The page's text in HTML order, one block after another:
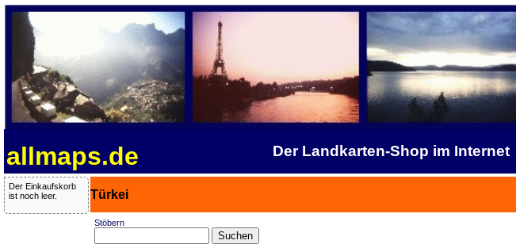
allmaps.de Der Landkarten-Shop im Internet
Der Einkaufskorb
ist noch leer.
Türkei
Stöbern